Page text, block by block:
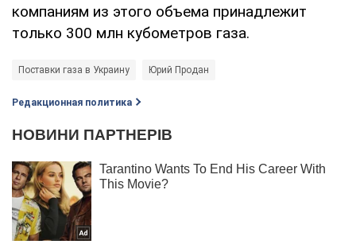
компаниям из этого объема принадлежит
только 300 млн кубометров газа.
Поставки газа в Украину Юрий Продан
Редакционная политика